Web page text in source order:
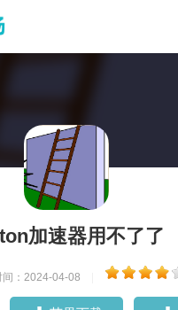
加速器用不了了
间：2024-04-08